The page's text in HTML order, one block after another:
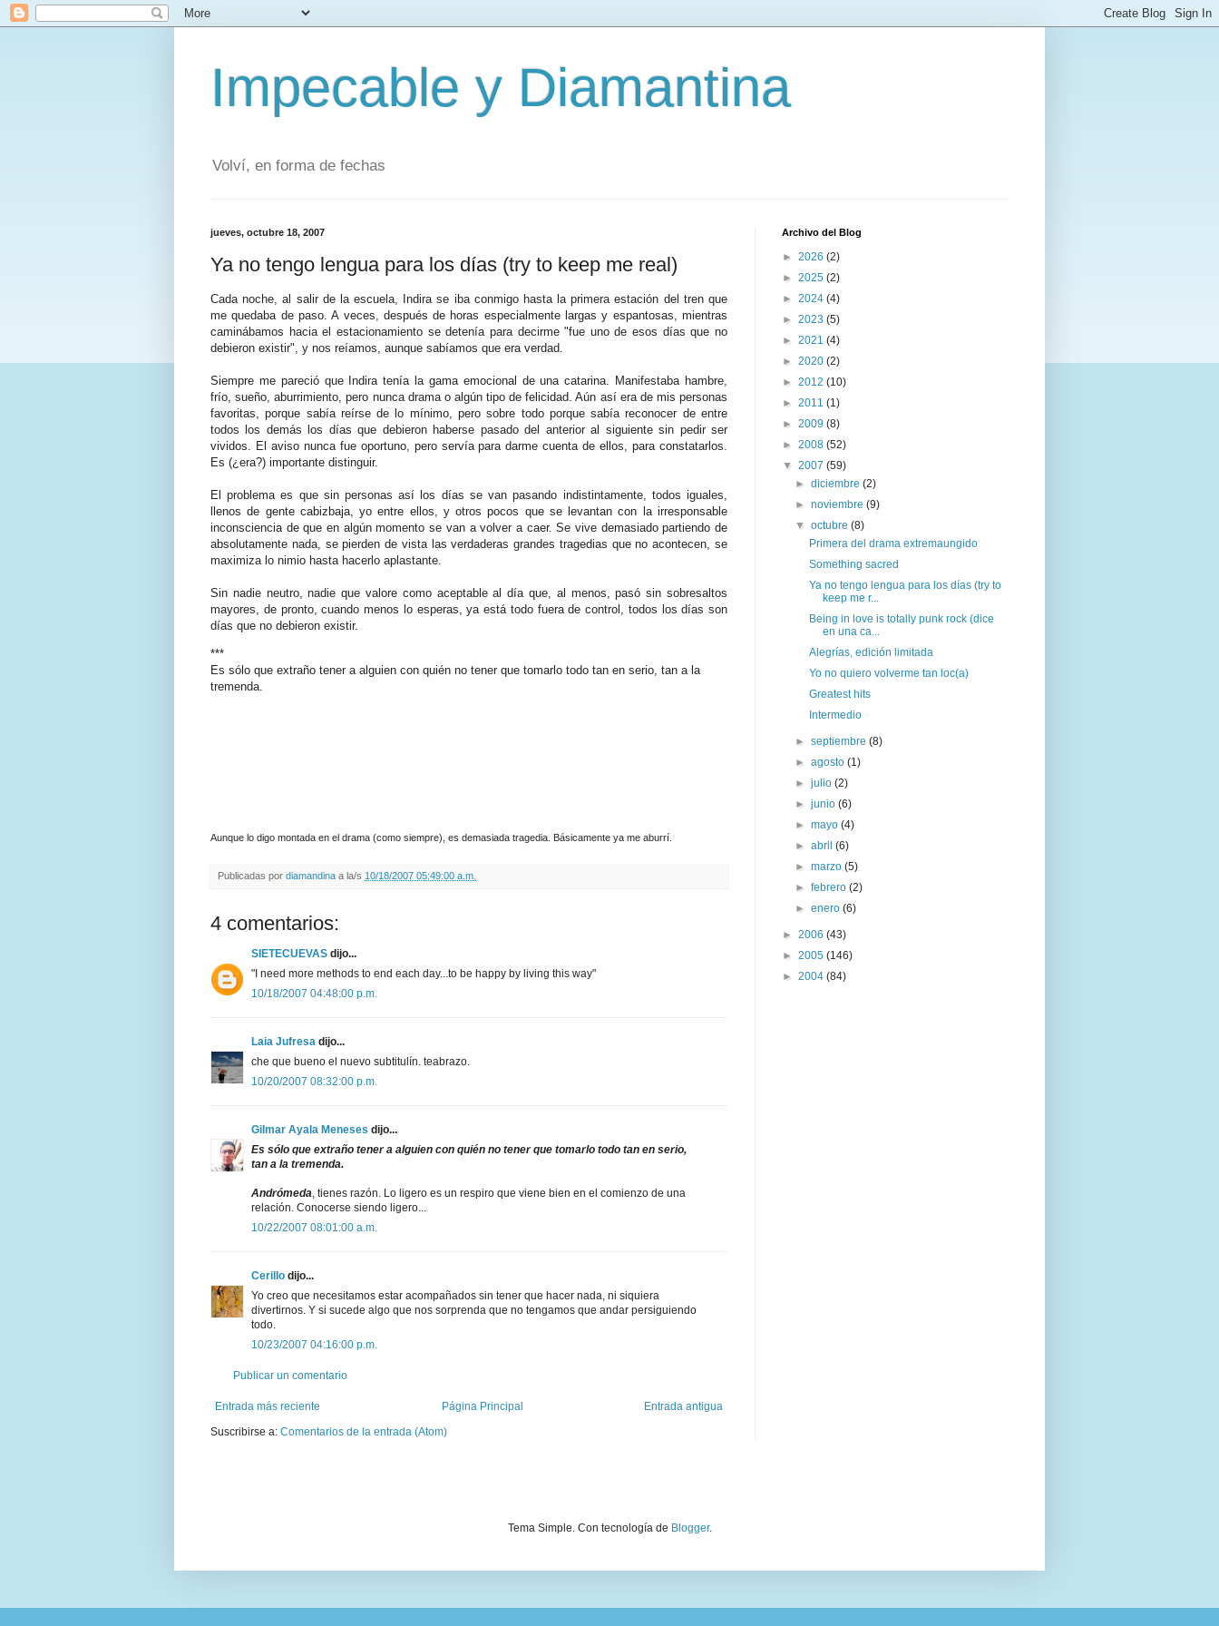
Impecable y Diamantina
Volví, en forma de fechas
jueves, octubre 18, 2007
Ya no tengo lengua para los días (try to keep me real)
Cada noche, al salir de la escuela, Indira se iba conmigo hasta la primera estación del tren que
me quedaba de paso. A veces, después de horas especialmente largas y espantosas, mientras
caminábamos hacia el estacionamiento se detenía para decirme "fue uno de esos días que no
debieron existir", y nos reíamos, aunque sabíamos que era verdad.
Siempre me pareció que Indira tenía la gama emocional de una catarina. Manifestaba hambre,
frío, sueño, aburrimiento, pero nunca drama o algún tipo de felicidad. Aún así era de mis personas
favoritas, porque sabía reírse de lo mínimo, pero sobre todo porque sabía reconocer de entre
todos los demás los días que debieron haberse pasado del anterior al siguiente sin pedir ser
vividos. El aviso nunca fue oportuno, pero servía para darme cuenta de ellos, para constatarlos.
Es (¿era?) importante distinguir.
El problema es que sin personas así los días se van pasando indistintamente, todos iguales,
llenos de gente cabizbaja, yo entre ellos, y otros pocos que se levantan con la irresponsable
inconsciencia de que en algún momento se van a volver a caer. Se vive demasiado partiendo de
absolutamente nada, se pierden de vista las verdaderas grandes tragedias que no acontecen, se
maximiza lo nimio hasta hacerlo aplastante.
Sin nadie neutro, nadie que valore como aceptable al día que, al menos, pasó sin sobresaltos
mayores, de pronto, cuando menos lo esperas, ya está todo fuera de control, todos los días son
días que no debieron existir.
***
Es sólo que extraño tener a alguien con quién no tener que tomarlo todo tan en serio, tan a la
tremenda.
Aunque lo digo montada en el drama (como siempre), es demasiada tragedia. Básicamente ya me aburrí.
Publicadas por diamandina a la/s 10/18/2007 05:49:00 a.m.
4 comentarios:
SIETECUEVAS dijo...
"I need more methods to end each day...to be happy by living this way"
10/18/2007 04:48:00 p.m.
Laia Jufresa dijo...
che que bueno el nuevo subtitulín. teabrazo.
10/20/2007 08:32:00 p.m.
Gilmar Ayala Meneses dijo...
Es sólo que extraño tener a alguien con quién no tener que tomarlo todo tan en serio,
tan a la tremenda.
Andrómeda , tienes razón. Lo ligero es un respiro que viene bien en el comienzo de una
relación. Conocerse siendo ligero...
10/22/2007 08:01:00 a.m.
Cerillo dijo...
Yo creo que necesitamos estar acompañados sin tener que hacer nada, ni siquiera
divertirnos. Y si sucede algo que nos sorprenda que no tengamos que andar persiguiendo
todo.
10/23/2007 04:16:00 p.m.
Publicar un comentario
Entrada más reciente Entrada antigua
Página Principal
Suscribirse a: Comentarios de la entrada (Atom)
Archivo del Blog
► 2026 (2)
► 2025 (2)
► 2024 (4)
► 2023 (5)
► 2021 (4)
► 2020 (2)
► 2012 (10)
► 2011 (1)
► 2009 (8)
► 2008 (52)
▼ 2007 (59)
►diciembre(2)
►noviembre(9)
▼octubre(8)
Primera del drama extremaungido
Something sacred
Ya no tengo lengua para los días (try to
keep me r...
Being in love is totally punk rock (dice
en una ca...
Alegrías, edición limitada
Yo no quiero volverme tan loc(a)
Greatest hits
Intermedio
►septiembre(8)
►agosto(1)
►julio(2)
►junio(6)
►mayo(4)
►abril(6)
►marzo(5)
►febrero(2)
►enero(6)
► 2006 (43)
► 2005 (146)
► 2004 (84)
Tema Simple. Con tecnología de Blogger.